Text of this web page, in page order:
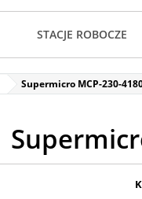
STACJE ROBOCZE
Supermicro MCP-230-